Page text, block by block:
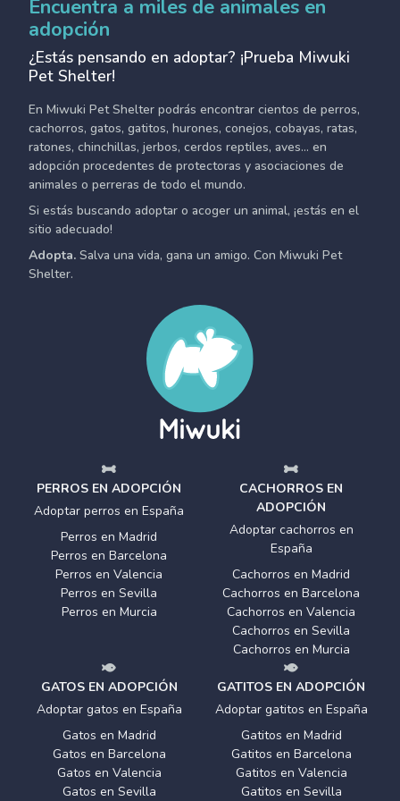
Encuentra a miles de animales en
adopción
¿Estás pensando en adoptar? ¡Prueba Miwuki
Pet Shelter!
En Miwuki Pet Shelter podrás encontrar cientos de perros,
cachorros, gatos, gatitos, hurones, conejos, cobayas, ratas,
ratones, chinchillas, jerbos, cerdos reptiles, aves... en
adopción procedentes de protectoras y asociaciones de
animales o perreras de todo el mundo.
Si estás buscando adoptar o acoger un animal, ¡estás en el
sitio adecuado!
Adopta. Salva una vida, gana un amigo. Con Miwuki Pet
Shelter.
PERROS EN ADOPCIÓN
Adoptar perros en España
Perros en Madrid
Perros en Barcelona
Perros en Valencia
Perros en Sevilla
Perros en Murcia
CACHORROS EN
ADOPCIÓN
Adoptar cachorros en
España
Cachorros en Madrid
Cachorros en Barcelona
Cachorros en Valencia
Cachorros en Sevilla
Cachorros en Murcia
GATOS EN ADOPCIÓN
Adoptar gatos en España
Gatos en Madrid
Gatos en Barcelona
Gatos en Valencia
Gatos en Sevilla
GATITOS EN ADOPCIÓN
Adoptar gatitos en España
Gatitos en Madrid
Gatitos en Barcelona
Gatitos en Valencia
Gatitos en Sevilla